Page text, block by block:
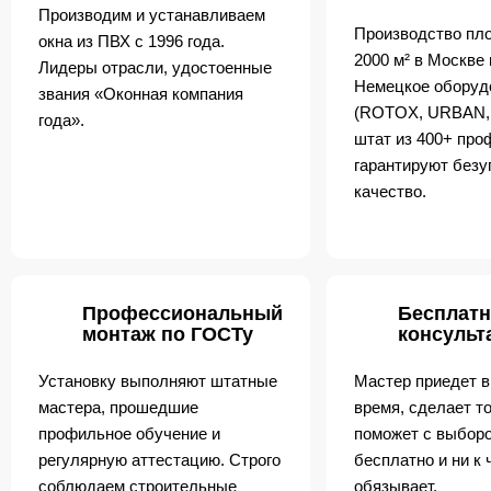
Производим и устанавливаем
окна из ПВХ с 1996 года.
Лидеры отрасли, удостоенные
звания «Оконная компания
года».
Производство
2000 м² в
Немецкое
(ROTOX,
штат из 400+
гарантируют
качество.
Профессиональный
монтаж по ГОСТу
Установку выполняют штатные
мастера, прошедшие
профильное обучение и
регулярную аттестацию. Строго
соблюдаем строительные
Мастер приедет
время, сделает
поможет с
бесплатно и ни к
обязывает.